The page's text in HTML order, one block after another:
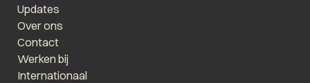
Updates
Over ons
Contact
Werken bij
Internationaal